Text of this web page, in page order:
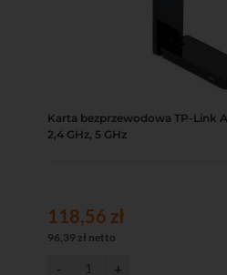
Karta bezprzewodowa TP-Link
2,4 GHz, 5 GHz
118,56 zł
96,39 zł netto